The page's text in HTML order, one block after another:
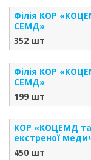
Філія КОР
СЕМД»
352 шт
Філія КОР
СЕМД»
199 шт
КОР «КОЦЕМД та
екстреної
450 шт